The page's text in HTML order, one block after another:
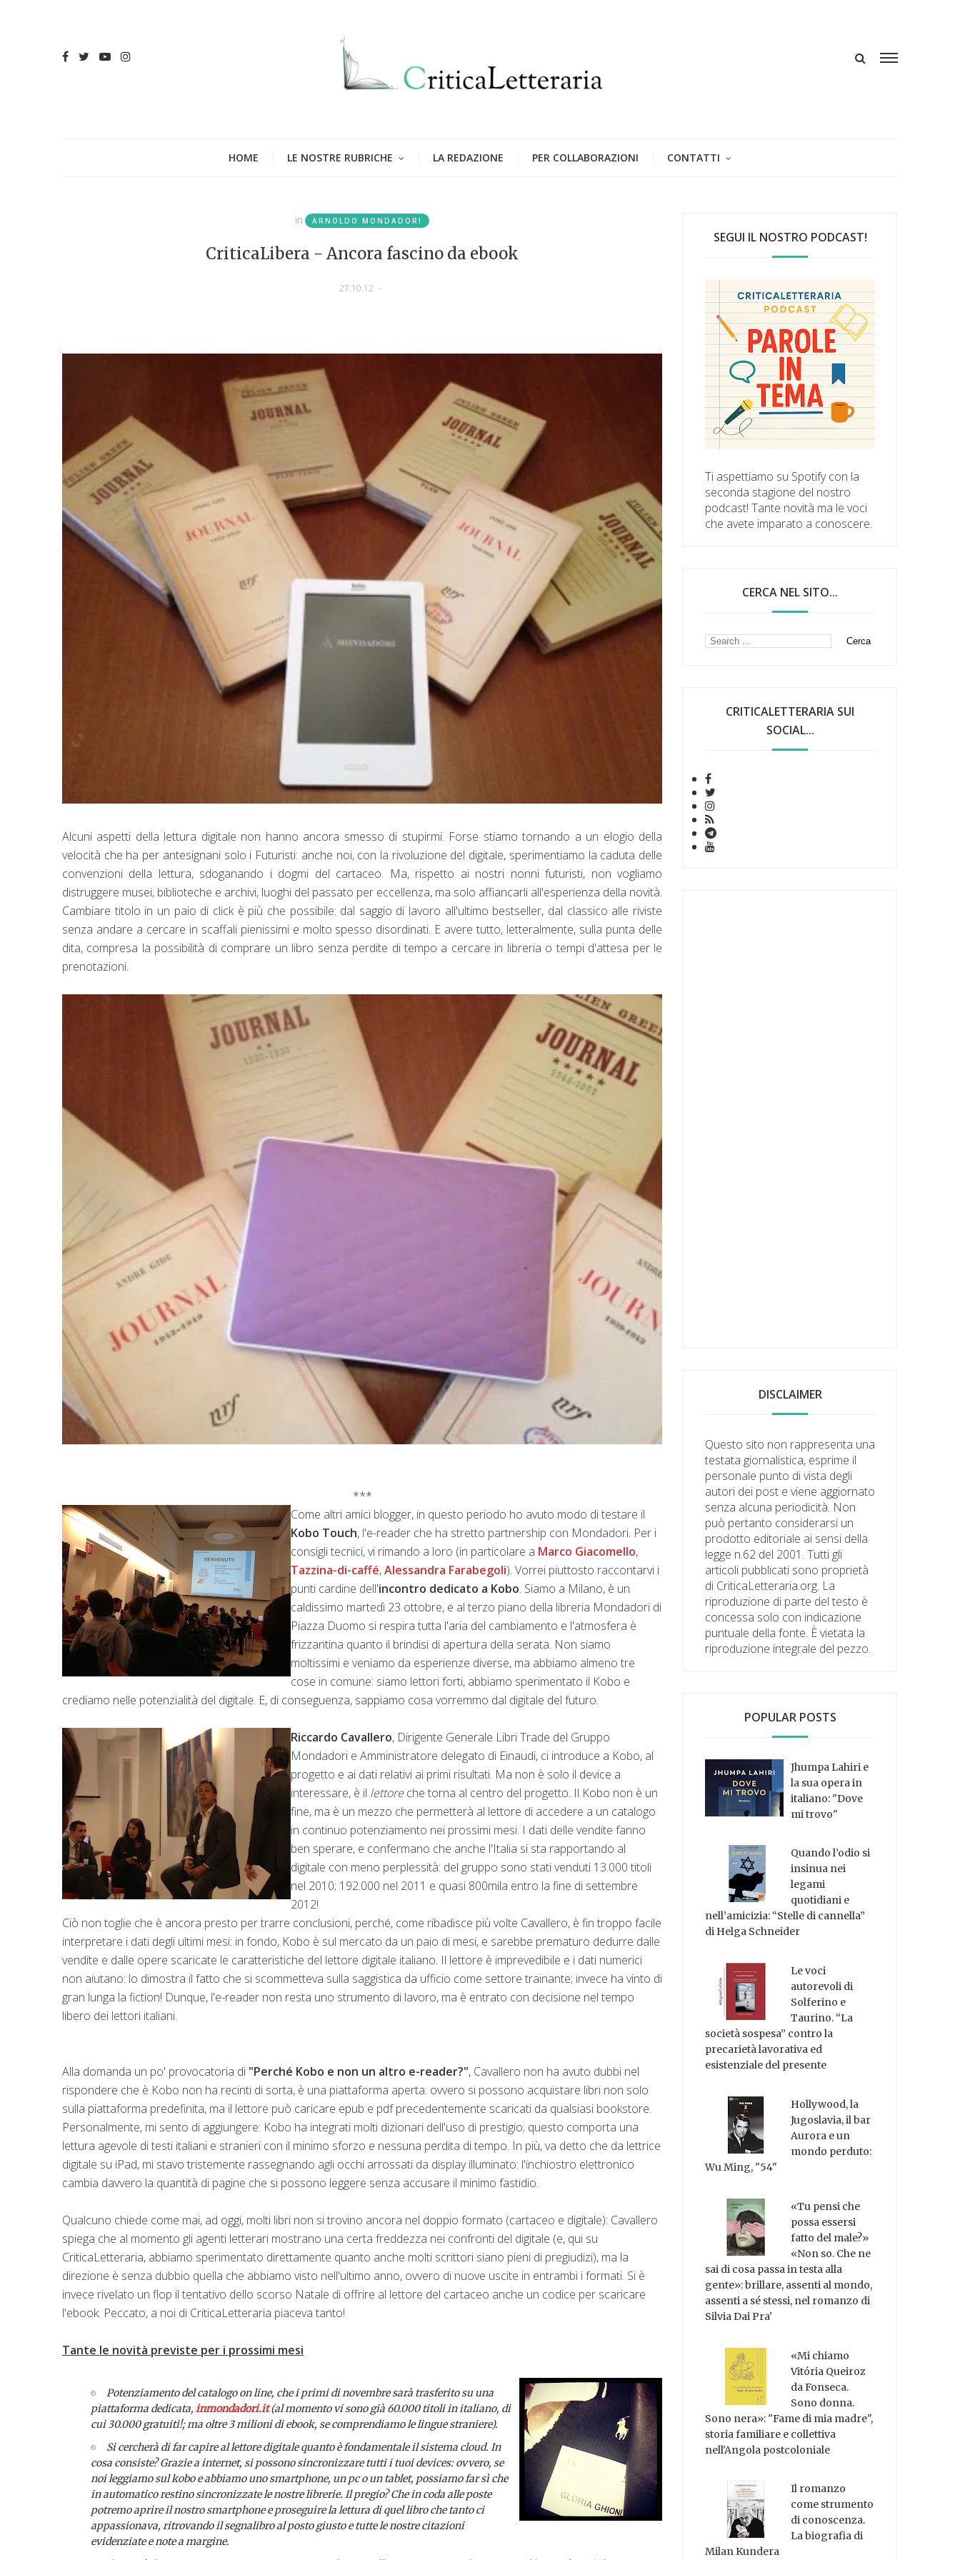
HOME LE NOSTRE RUBRICHE LA REDAZIONE PER COLLABORAZIONI CONTATTI
in ARNOLDO MONDADORI
CriticaLibera - Ancora fascino da ebook
27.10.12 -
Alcuni aspetti della lettura digitale non hanno ancora smesso di stupirmi. Forse stiamo tornando a un elogio della
velocità che ha per antesignani solo i Futuristi: anche noi, con la rivoluzione del digitale, sperimentiamo la caduta delle
convenzioni della lettura, sdoganando i dogmi del cartaceo. Ma, rispetto ai nostri nonni futuristi, non vogliamo
distruggere musei, biblioteche e archivi, luoghi del passato per eccellenza, ma solo affiancarli all'esperienza della novità.
Cambiare titolo in un paio di click è più che possibile: dal saggio di lavoro all'ultimo bestseller, dal classico alle riviste
senza andare a cercare in scaffali pienissimi e molto spesso disordinati. E avere tutto, letteralmente, sulla punta delle
dita, compresa la possibilità di comprare un libro senza perdite di tempo a cercare in libreria o tempi d'attesa per le
prenotazioni.
***
Come altri amici blogger, in questo periodo ho avuto modo di testare il
Kobo Touch, l'e-reader che ha stretto partnership con Mondadori. Per i
consigli tecnici, vi rimando a loro (in particolare a Marco Giacomello,
Tazzina-di-caffé,Alessandra Farabegoli). Vorrei piuttosto raccontarvi i
punti cardine dell'incontro dedicato a Kobo. Siamo a Milano, è un
caldissimo martedì 23 ottobre, e al terzo piano della libreria Mondadori di
Piazza Duomo si respira tutta l'aria del cambiamento e l'atmosfera è
frizzantina quanto il brindisi di apertura della serata. Non siamo
moltissimi e veniamo da esperienze diverse, ma abbiamo almeno tre
cose in comune: siamo lettori forti, abbiamo sperimentato il Kobo e
crediamo nelle potenzialità del digitale. E, di conseguenza, sappiamo cosa vorremmo dal digitale del futuro.
Riccardo Cavallero, Dirigente Generale Libri Trade del Gruppo
Mondadori e Amministratore delegato di Einaudi, ci introduce a Kobo, al
progetto e ai dati relativi ai primi risultati. Ma non è solo il device a
interessare, è il lettoreche torna al centro del progetto. Il Kobo non è un
fine, ma è un mezzo che permetterà al lettore di accedere a un catalogo
in continuo potenziamento nei prossimi mesi. I dati delle vendite fanno
ben sperare, e confermano che anche l'Italia si sta rapportando al
digitale con meno perplessità: del gruppo sono stati venduti 13.000 titoli
nel 2010; 192.000 nel 2011 e quasi 800mila entro la fine di settembre
2012!
Ciò non toglie che è ancora presto per trarre conclusioni, perché, come ribadisce più volte Cavallero, è fin troppo facile
interpretare i dati degli ultimi mesi: in fondo, Kobo è sul mercato da un paio di mesi, e sarebbe prematuro dedurre dalle
vendite e dalle opere scaricate le caratteristiche del lettore digitale italiano. Il lettore è imprevedibile e i dati numerici
non aiutano: lo dimostra il fatto che si scommetteva sulla saggistica da ufficio come settore trainante; invece ha vinto di
gran lunga la fiction! Dunque, l'e-reader non resta uno strumento di lavoro, ma è entrato con decisione nel tempo
libero dei lettori italiani.
Alla domanda un po' provocatoria di "Perché Kobo e non un altro e-reader?", Cavallero non ha avuto dubbi nel
rispondere che è Kobo non ha recinti di sorta, è una piattaforma aperta: ovvero si possono acquistare libri non solo
sulla piattaforma predefinita, ma il lettore può caricare epub e pdf precedentemente scaricati da qualsiasi bookstore.
Personalmente, mi sento di aggiungere: Kobo ha integrati molti dizionari dell'uso di prestigio; questo comporta una
lettura agevole di testi italiani e stranieri con il minimo sforzo e nessuna perdita di tempo. In più, va detto che da lettrice
digitale su iPad, mi stavo tristemente rassegnando agli occhi arrossati da display illuminato: l'inchiostro elettronico
cambia davvero la quantità di pagine che si possono leggere senza accusare il minimo fastidio.
Qualcuno chiede come mai, ad oggi, molti libri non si trovino ancora nel doppio formato (cartaceo e digitale): Cavallero
spiega che al momento gli agenti letterari mostrano una certa freddezza nei confronti del digitale (e, qui su
CriticaLetteraria, abbiamo sperimentato direttamente quanto anche molti scrittori siano pieni di pregiudizi), ma la
direzione è senza dubbio quella che abbiamo visto nell'ultimo anno, ovvero di nuove uscite in entrambi i formati. Si è
invece rivelato un flop il tentativo dello scorso Natale di offrire al lettore del cartaceo anche un codice per scaricare
l'ebook. Peccato, a noi di CriticaLetteraria piaceva tanto!
Tante le novità previste per i prossimi mesi
Potenziamento del catalogo on line, che i primi di novembre sarà trasferito su una
piattaforma dedicata, inmondadori.it(al momento vi sono già 60.000 titoli in italiano, di
cui 30.000 gratuiti!; ma oltre 3 milioni di ebook, se comprendiamo le lingue straniere).
Si cercherà di far capire al lettore digitale quanto è fondamentale il sistema cloud. In
cosa consiste? Grazie a internet, si possono sincronizzare tutti i tuoi devices: ovvero, se
noi leggiamo sul kobo e abbiamo uno smartphone, un pc o un tablet, possiamo far sì che
in automatico restino sincronizzate le nostre librerie. Il pregio? Che in coda alle poste
potremo aprire il nostro smartphone e proseguire la lettura di quel libro che tanto ci
appassionava, ritrovando il segnalibro al posto giusto e tutte le nostre citazioni
evidenziate e note a margine.
SEGUI IL NOSTRO PODCAST!
Ti aspettiamo su Spotify con la
seconda stagione del nostro
podcast! Tante novità ma le voci
che avete imparato a conoscere.
CERCA NEL SITO...
CRITICALETTERARIA SUI
SOCIAL...
DISCLAIMER
Questo sito non rappresenta una
testata giornalistica, esprime il
personale punto di vista degli
autori dei post e viene aggiornato
senza alcuna periodicità. Non
può pertanto considerarsi un
prodotto editoriale ai sensi della
legge n.62 del 2001. Tutti gli
articoli pubblicati sono proprietà
di CriticaLetteraria.org. La
riproduzione di parte del testo è
concessa solo con indicazione
puntuale della fonte. È vietata la
riproduzione integrale del pezzo.
POPULAR POSTS
Jhumpa Lahiri e
la sua opera in
italiano: "Dove
mi trovo"
Quando l’odio si
insinua nei
legami
quotidiani e
nell’amicizia: “Stelle di cannella”
di Helga Schneider
Le voci
autorevoli di
Solferino e
Taurino. “La
società sospesa” contro la
precarietà lavorativa ed
esistenziale del presente
Hollywood, la
Jugoslavia, il bar
Aurora e un
mondo perduto:
Wu Ming, "54"
«Tu pensi che
possa essersi
fatto del male?»
«Non so. Che ne
sai di cosa passa in testa alla
gente»: brillare, assenti al mondo,
assenti a sé stessi, nel romanzo di
Silvia Dai Pra'
«Mi chiamo
Vitória Queiroz
da Fonseca.
Sono donna.
Sono nera»: "Fame di mia madre",
storia familiare e collettiva
nell'Angola postcoloniale
Il romanzo
come strumento
di conoscenza.
La biografia di
Milan Kundera